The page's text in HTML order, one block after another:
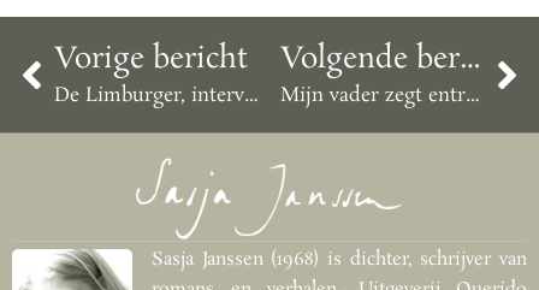
Vorige bericht
De Limburger, interview met Ronald Colee, 11 juni 2024
Volgende bericht
Mijn vader zegt entropie mijn moeder logica
Sasja Janssen (1968) is dichter, schrijver van